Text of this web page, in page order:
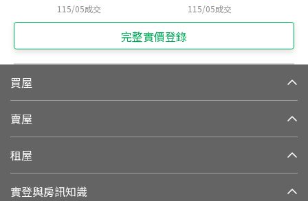
115/05成交 115/05成交
完整實價登錄
買屋
賣屋
租屋
實登與房訊知識